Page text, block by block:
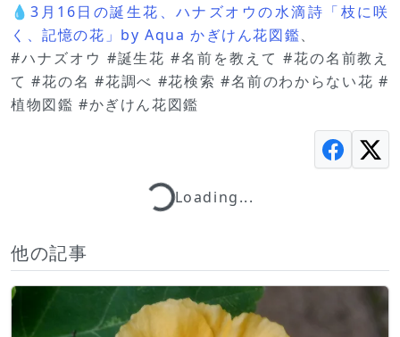
💧3月16日の誕生花、ハナズオウの水滴詩「枝に咲
く、記憶の花」by Aqua かぎけん花図鑑、
#ハナズオウ #誕生花 #名前を教えて #花の名前教え
て #花の名 #花調べ #花検索 #名前のわからない花 #
植物図鑑 #かぎけん花図鑑
Loading...Loading...
他の記事